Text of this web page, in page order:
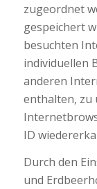
zugeordnet
gespeichert
besuchten
individuellen
anderen
enthalten, zu
ID
Durch den
und